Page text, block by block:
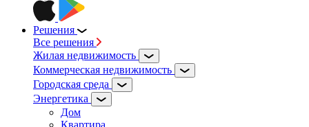
Решения
Все решения
Жилая недвижимость
Коммерческая недвижимость
Городская среда
Энергетика
Дом
Квартира